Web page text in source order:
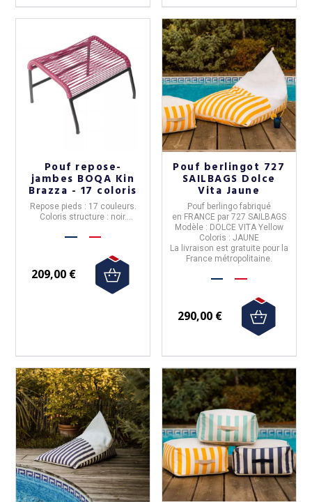
Pouf repose-
jambes BOQA Kin
Brazza - 17 coloris
Repose pieds : 17 couleurs.
Coloris structure : noir.
209,00 €
Pouf berlingot 727
SAILBAGS Dolce
Vita Jaune
Pouf berlingo fabriqué
en FRANCE par 727 SAILBAGS
Modèle : DOLCE VITA Yellow
Coloris : JAUNE
La livraison est gratuite pour la
France métropolitaine.
290,00 €